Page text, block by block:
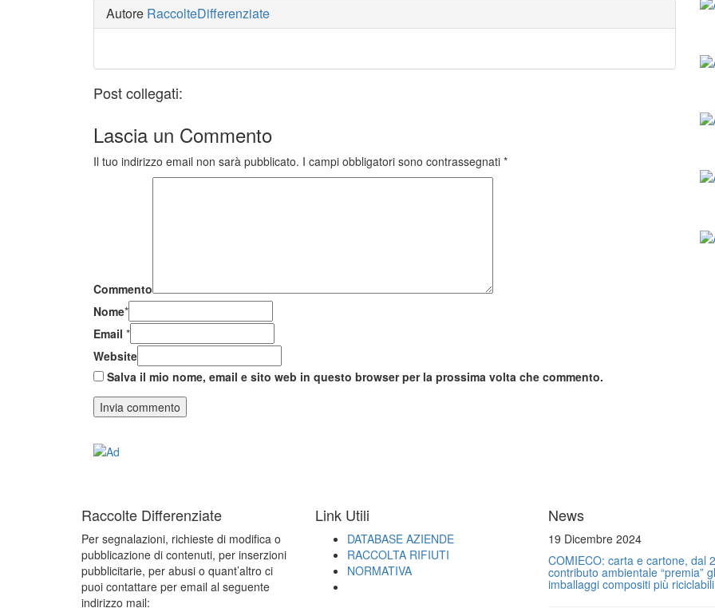
Autore RaccolteDifferenziate
Post collegati:
Lascia un Commento
Il tuo indirizzo email non sarà pubblicato. I campi obbligatori sono contrassegnati *
Commento
Nome*
Email *
Website
Salva il mio nome, email e sito web in questo browser per la prossima volta che commento.
Raccolte Differenziate
Per segnalazioni, richieste di modifica o
pubblicazione di contenuti, per inserzioni
pubblicitarie, per abusi o quant’altro ci
puoi contattare per email al seguente
indirizzo mail:
Link Utili
DATABASE AZIENDE
RACCOLTA RIFIUTI
NORMATIVA
News
19 Dicembre 2024
COMIECO: carta e cartone, dal
contributo ambientale “premia”
imballaggi compositi più riciclabili